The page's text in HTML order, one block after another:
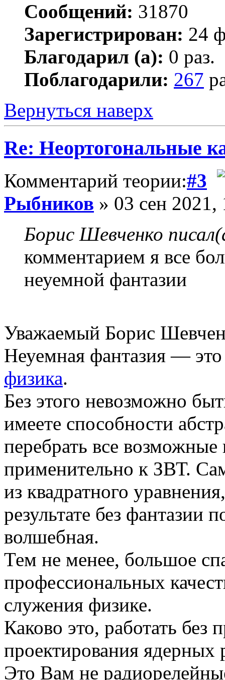
Сообщений: 31870
Зарегистрирован: 24
Благодарил (а): 0 раз.
Поблагодарили: 267
Вернуться наверх
Re: Неортогональные
Комментарий теории:#3
Рыбников » 03 сен 2021,
Борис Шевченко
комментарием я все
неуемной фантазии
Уважаемый Борис
Неуемная фантазия —
физика.
Без этого невозможно
имеете способности
перебрать все
применительно к ЗВТ.
из квадратного
результате без фантазии
волшебная.
Тем не менее, большое
профессиональных
служения физике.
Каково это, работать без
проектирования ядерных
Это Вам не